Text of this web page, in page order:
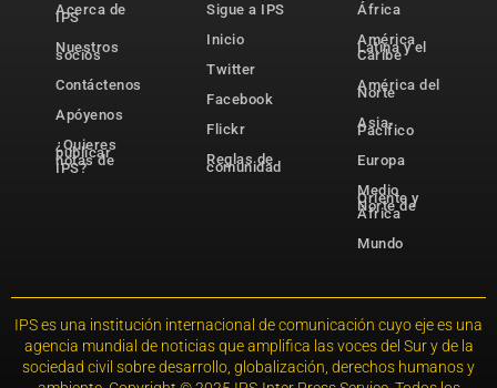
Acerca de
IPS
Nuestros
socios
Contáctenos
Apóyenos
¿Quieres
publicar
notas de
IPS?
Sigue a IPS
Inicio
Twitter
Facebook
Flickr
Reglas de
comunidad
África
América
Latina y el
Caribe
América del
Norte
Asia-
Pacífico
Europa
Medio
Oriente y
Norte de
África
Mundo
IPS es una institución internacional de comunicación cuyo eje es una
agencia mundial de noticias que amplifica las voces del Sur y de la
sociedad civil sobre desarrollo, globalización, derechos humanos y